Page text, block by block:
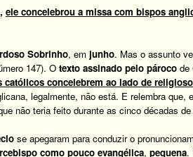
ele concelebrou a missa com bispos
Sobrinho, em junho. Mas o assunto
147). O texto assinado pelo pároco de
católicos concelebrem ao lado de
legalmente, não está. E relembra que,
não teria feito durante as cinco décadas
se apegaram para conduzir o
como pouco evangélica, pequena.